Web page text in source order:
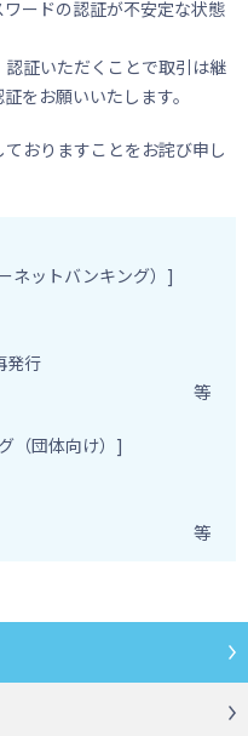
ードの認証が不安定な状態
証いただくことで取引は継
をお願いいたします。
おりますことをお詫び申し
ネットバンキング）]
発行
（団体向け）]